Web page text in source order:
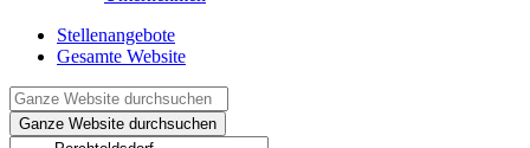
Stellenangebote
Gesamte Website